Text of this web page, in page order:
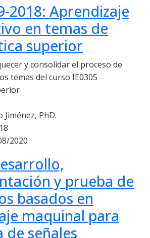
2018: Aprendizaje
en temas de
superior
y consolidar el proceso de
temas del curso IE0305
PhD.
2020
y prueba de
basados en
maquinal para
de señales